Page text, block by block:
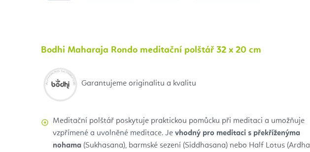
Bodhi Maharaja Rondo meditační polštář 32 x 20 cm
Garantujeme originalitu a kvalitu
Meditační polštář poskytuje praktickou pomůcku při meditaci a umožňuje
vzpřímené a uvolněné meditace. Je vhodný pro meditaci s překříženýma
nohama (Sukhasana), barmské sezení (Siddhasana) nebo Half Lotus (Ardha